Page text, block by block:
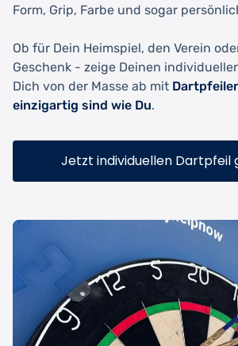
Form, Grip, Farbe und sogar
Ob für Dein Heimspiel, den Verein
Geschenk - zeige Deinen
Dich von der Masse ab mit
einzigartig sind wie Du.
Jetzt individuellen Dartpfeil